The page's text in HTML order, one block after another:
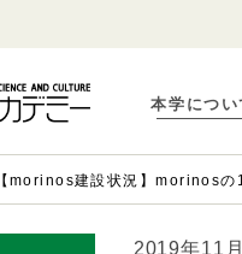
本学につい
【morinos建設状況】morinosの
2019年11